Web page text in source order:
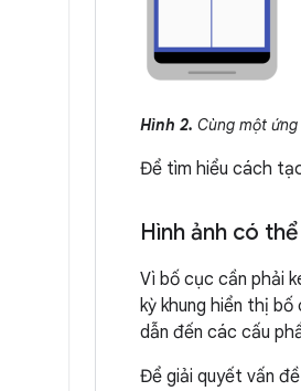
Hình 2. Cùng một
Để tìm hiểu cách
Hình ảnh có
Vì bố cục cần phải
kỳ khung hiển thị
dẫn đến các cấu
Để giải quyết vấn